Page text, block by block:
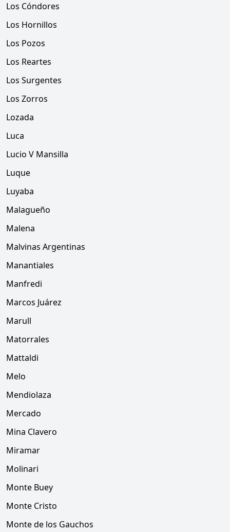
Los Cóndores
Los Hornillos
Los Pozos
Los Reartes
Los Surgentes
Los Zorros
Lozada
Luca
Lucio V Mansilla
Luque
Luyaba
Malagueño
Malena
Malvinas Argentinas
Manantiales
Manfredi
Marcos Juárez
Marull
Matorrales
Mattaldi
Melo
Mendiolaza
Mercado
Mina Clavero
Miramar
Molinari
Monte Buey
Monte Cristo
Monte de los Gauchos